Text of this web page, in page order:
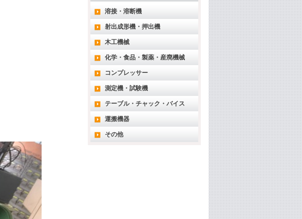
溶接・溶断機
射出成形機・押出機
木工機械
化学・食品・製薬・産廃機械
コンプレッサー
測定機・試験機
テーブル・チャック・バイス
運搬機器
その他